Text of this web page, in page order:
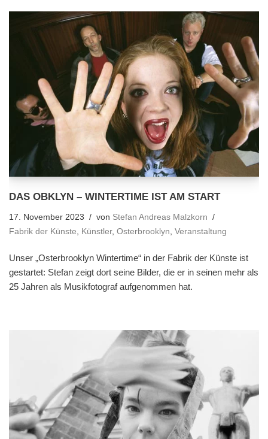
DAS OBKLYN – WINTERTIME IST AM START
17. November 2023 von Stefan Andreas Malzkorn
Fabrik der Künste, Künstler, Osterbrooklyn, Veranstaltung
Unser „Osterbrooklyn Wintertime“ in der Fabrik der Künste ist
gestartet: Stefan zeigt dort seine Bilder, die er in seinen mehr als
25 Jahren als Musikfotograf aufgenommen hat.